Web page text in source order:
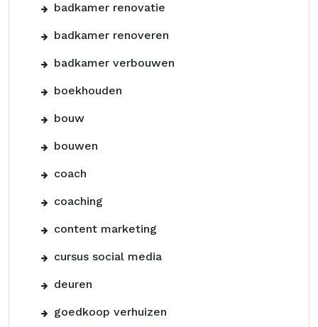
badkamer renovatie
badkamer renoveren
badkamer verbouwen
boekhouden
bouw
bouwen
coach
coaching
content marketing
cursus social media
deuren
goedkoop verhuizen